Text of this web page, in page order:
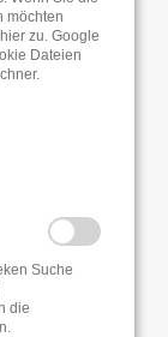
möchten
zu. Google
Dateien
Suche
die